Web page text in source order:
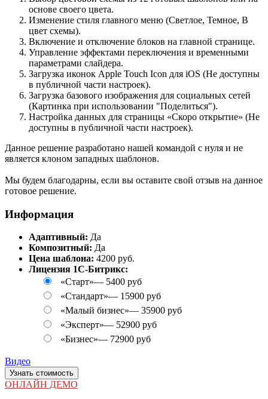
основе своего цвета.
Изменение стиля главного меню (Светлое, Темное, В
цвет схемы).
Включение и отключение блоков на главной странице.
Управление эффектами переключения и временными
параметрами слайдера.
Загрузка иконок Apple Touch Icon для iOS (Не доступны
в публичной части настроек).
Загрузка базового изображения для социальных сетей
(Картинка при использовании "Поделиться").
Настройка данных для страницы «Скоро открытие» (Не
доступны в публичной части настроек).
Данное решение разработано нашей командой с нуля и не
является клоном западных шаблонов.
Мы будем благодарны, если вы оставите свой отзыв на данное
готовое решение.
Информация
Адаптивный: Да
Композитный: Да
Цена шаблона: 4200 руб.
Лицензия 1С-Битрикс:
«Старт»— 5400 руб
«Стандарт»— 15900 руб
«Малый бизнес»— 35900 руб
«Эксперт»— 52900 руб
«Бизнес»— 72900 руб
Видео
Узнать стоимость
ОНЛАЙН ДЕМО